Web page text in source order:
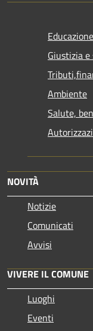
Giustizia
Ambiente
Salute,
NOVITÀ
Notizie
Comunicati
Avvisi
VIVERE IL COMUNE
Luoghi
Eventi